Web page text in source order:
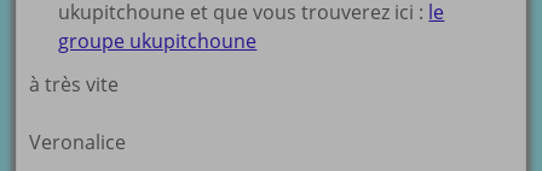
ukupitchoune et que vous trouverez ici : le
groupe ukupitchoune
à très vite
Veronalice